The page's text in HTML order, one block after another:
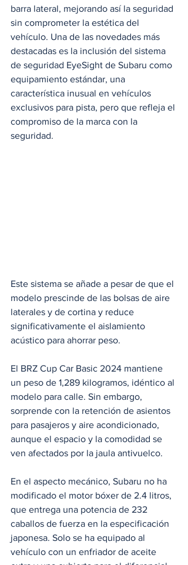
barra lateral, mejorando así la seguridad
sin comprometer la estética del
vehículo. Una de las novedades más
destacadas es la inclusión del sistema
de seguridad EyeSight de Subaru como
equipamiento estándar, una
característica inusual en vehículos
exclusivos para pista, pero que refleja el
compromiso de la marca con la
seguridad.
Este sistema se añade a pesar de que el
modelo prescinde de las bolsas de aire
laterales y de cortina y reduce
significativamente el aislamiento
acústico para ahorrar peso.
El BRZ Cup Car Basic 2024 mantiene
un peso de 1,289 kilogramos, idéntico al
modelo para calle. Sin embargo,
sorprende con la retención de asientos
para pasajeros y aire acondicionado,
aunque el espacio y la comodidad se
ven afectados por la jaula antivuelco.
En el aspecto mecánico, Subaru no ha
modificado el motor bóxer de 2.4 litros,
que entrega una potencia de 232
caballos de fuerza en la especificación
japonesa. Solo se ha equipado al
vehículo con un enfriador de aceite